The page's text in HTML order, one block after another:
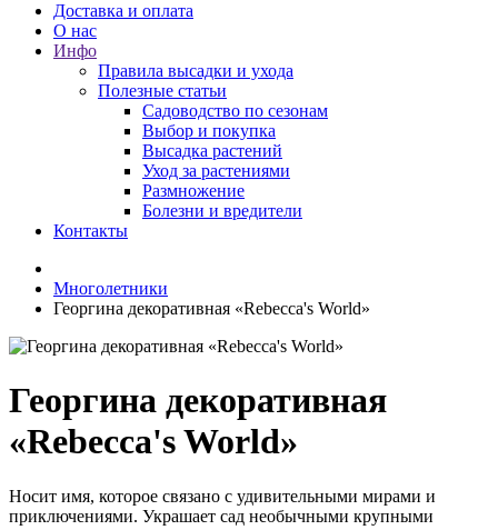
Доставка и оплата
О нас
Инфо
Правила высадки и ухода
Полезные статьи
Садоводство по сезонам
Выбор и покупка
Высадка растений
Уход за растениями
Размножение
Болезни и вредители
Контакты
Многолетники
Георгина декоративная «Rebecca's World»
Георгина декоративная
«Rebecca's World»
Носит имя, которое связано с удивительными мирами и
приключениями. Украшает сад необычными крупными